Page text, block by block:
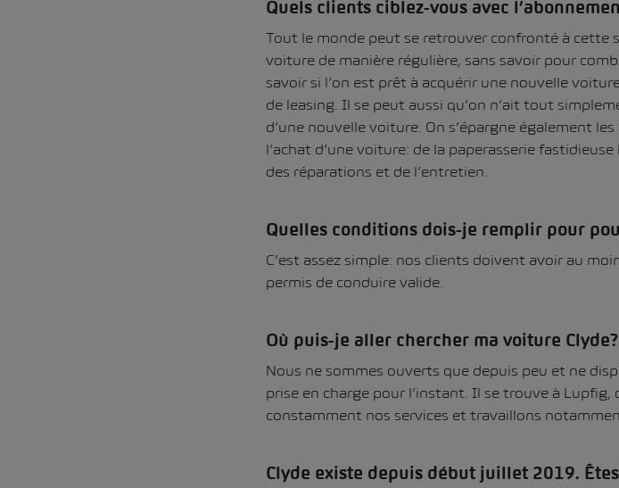
Quels clients ciblez-vous avec
Tout le monde peut se retrouver confronté à cette
voiture de manière régulière, sans savoir pour
savoir si l’on est prêt à acquérir une nouvelle
de leasing. Il se peut aussi qu’on n’ait tout
d’une nouvelle voiture. On s’épargne également
l’achat d’une voiture: de la paperasserie
des réparations et de l’entretien.
Quelles conditions dois-je remplir pour
C’est assez simple: nos clients doivent avoir au
permis de conduire valide.
Où puis-je aller chercher ma voiture Clyde?
Nous ne sommes ouverts que depuis peu et ne
prise en charge pour l’instant. Il se trouve à
constamment nos services et travaillons
Clyde existe depuis début juillet 2019.